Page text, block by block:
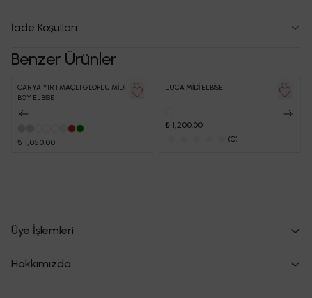
İade Koşulları
Benzer Ürünler
CARYA YIRTMAÇLI GLOPLU MİDİ
BOY ELBİSE
₺ 1,050.00
LUCA MİDİ ELBİSE
₺ 1,200.00
(0)
Üye İşlemleri
Hakkımızda